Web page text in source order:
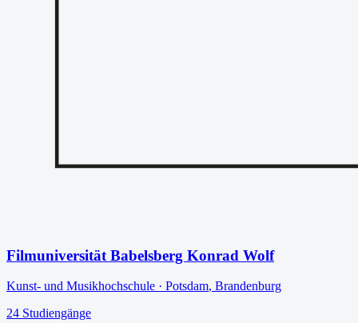
Filmuniversität Babelsberg Konrad Wolf
Kunst- und Musikhochschule · Potsdam, Brandenburg
24 Studiengänge